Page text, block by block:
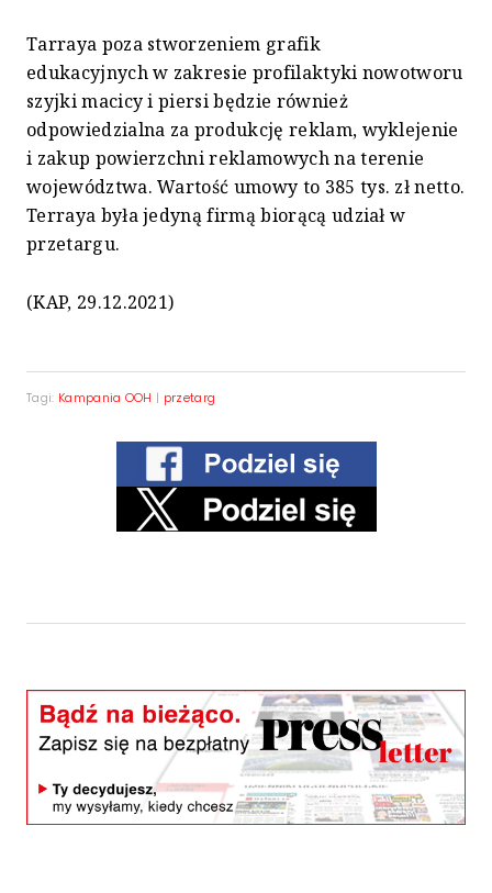
Tarraya poza stworzeniem grafik
edukacyjnych w zakresie profilaktyki nowotworu
szyjki macicy i piersi będzie również
odpowiedzialna za produkcję reklam, wyklejenie
i zakup powierzchni reklamowych na terenie
województwa. Wartość umowy to 385 tys. zł netto.
Terraya była jedyną firmą biorącą udział w
przetargu.
(KAP, 29.12.2021)
Tagi: Kampania OOH | przetarg